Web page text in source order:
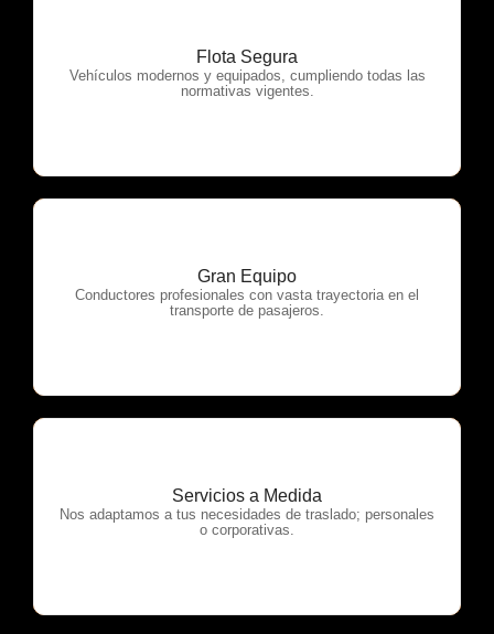
Flota Segura
Vehículos modernos y equipados, cumpliendo todas las
normativas vigentes.
OTP Servicios
Gran Equipo
Conductores profesionales con vasta trayectoria en el
transporte de pasajeros.
OTP Servicios
Servicios a Medida
Nos adaptamos a tus necesidades de traslado; personales
o corporativas.
OTP Servicios